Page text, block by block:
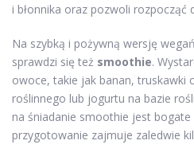
i błonnika oraz pozwoli rozpocząć
Na szybką i pożywną wersję
sprawdzi się też smoothie.
owoce, takie jak banan, truskawki
roślinnego lub jogurtu na bazie
na śniadanie smoothie jest
przygotowanie zajmuje zaledwie